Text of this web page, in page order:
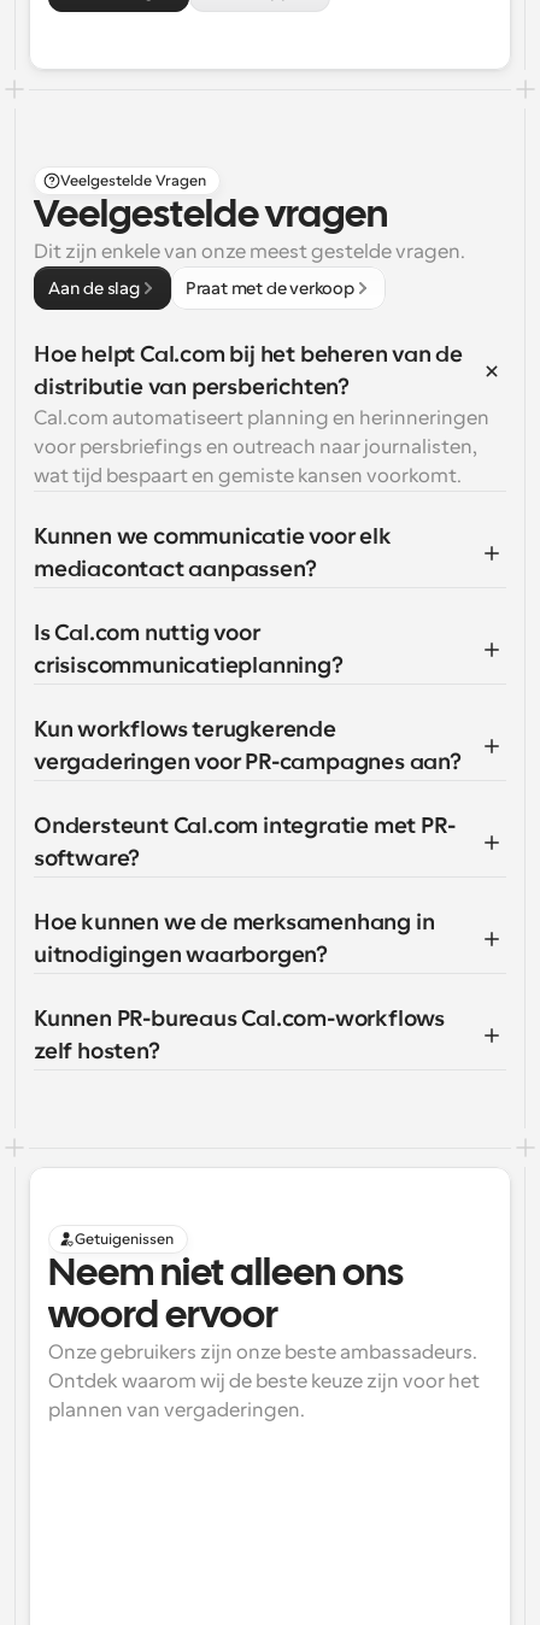
Veelgestelde Vragen
Veelgestelde vragen
Dit zijn enkele van onze meest gestelde vragen.
Aan de slag Praat met de verkoop
Hoe helpt Cal.com bij het beheren van de
distributie van persberichten?
Cal.com automatiseert planning en herinneringen
voor persbriefings en outreach naar journalisten,
wat tijd bespaart en gemiste kansen voorkomt.
Kunnen we communicatie voor elk
mediacontact aanpassen?
Is Cal.com nuttig voor
crisiscommunicatieplanning?
Kun workflows terugkerende
vergaderingen voor PR-campagnes aan?
Ondersteunt Cal.com integratie met PR-
software?
Hoe kunnen we de merksamenhang in
uitnodigingen waarborgen?
Kunnen PR-bureaus Cal.com-workflows
zelf hosten?
Getuigenissen
Neem niet alleen ons
woord ervoor
Onze gebruikers zijn onze beste ambassadeurs.
Ontdek waarom wij de beste keuze zijn voor het
plannen van vergaderingen.